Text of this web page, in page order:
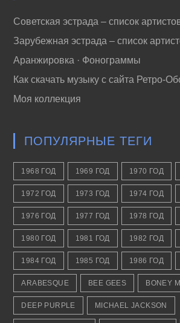
Советская эстрада – список
Зарубежная эстрада – список
Аранжировка · Фонограммы
Как скачать музыку с сайта Ретро-
Моя коллекция
ПОПУЛЯРНЫЕ ТЕГИ
1968 ГОД 1969 ГОД 1970 ГОД
1972 ГОД 1973 ГОД 1974 ГОД
1976 ГОД 1977 ГОД 1978 ГОД
1980 ГОД 1981 ГОД 1982 ГОД
1984 ГОД 1985 ГОД 1986 ГОД
ARABESQUE BEE GEES BONEY M
DEEP PURPLE MICHAEL JACKSON